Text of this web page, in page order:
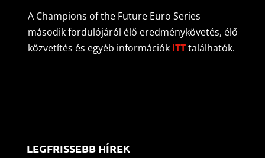
A Champions of the Future Euro Series
második fordulójáról élő eredménykövetés, élő
közvetítés és egyéb információk ITTtalálhatók.
LEGFRISSEBB HÍREK